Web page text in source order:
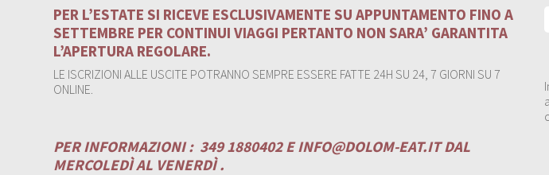
PER L’ESTATE SI RICEVE ESCLUSIVAMENTE SU APPUNTAMENTO FINO A
SETTEMBRE PER CONTINUI VIAGGI PERTANTO NON SARA’ GARANTITA
L’APERTURA REGOLARE.
LE ISCRIZIONI ALLE USCITE POTRANNO SEMPRE ESSERE FATTE 24H SU 24, 7 GIORNI SU 7
ONLINE.
PER INFORMAZIONI : 349 1880402 EINFO@DOLOM-EAT.ITDAL
MERCOLEDÌ AL VENERDÌ .